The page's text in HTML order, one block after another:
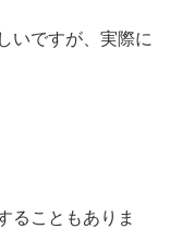
いですが、実際に
ることもありま